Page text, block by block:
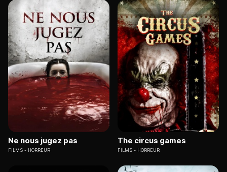
Ne nous jugez pas
FILMS HORREUR
The circus games
FILMS HORREUR